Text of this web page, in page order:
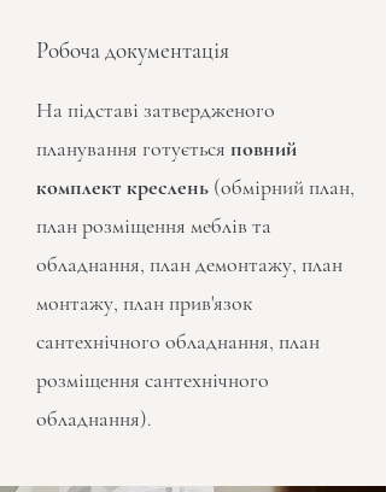
Робоча документація
На підставі затвердженого
планування готується повний
комплект креслень (обмірний план,
план розміщення меблів та
обладнання, план демонтажу, план
монтажу, план прив'язок
сантехнічного обладнання, план
розміщення сантехнічного
обладнання).